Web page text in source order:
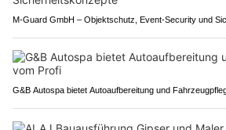
M-Guard GmbH – Objektschutz, Event-Security und
G&B Autospa bietet Autoaufbereitung und